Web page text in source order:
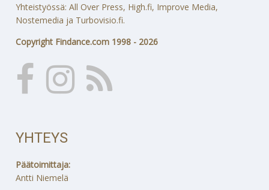
Yhteistyössä: All Over Press, High.fi, Improve Media,
Nostemedia ja Turbovisio.fi.
Copyright Findance.com 1998 - 2026
YHTEYS
Päätoimittaja:
Antti Niemelä